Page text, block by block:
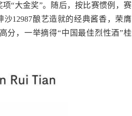
“大金奖”。随后，按比赛惯例，赛
12987酿艺造就的经典酱香，荣膺
高分，一举摘得“中国最佳烈性酒”桂